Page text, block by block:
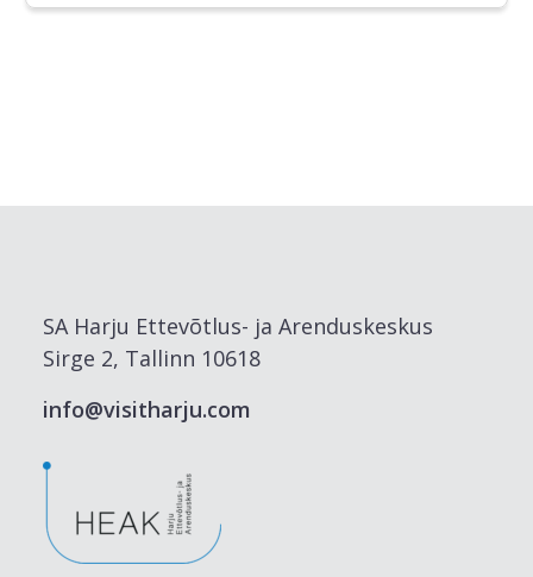
SA Harju Ettevõtlus- ja Arenduskeskus
Sirge 2, Tallinn 10618
info@visitharju.com